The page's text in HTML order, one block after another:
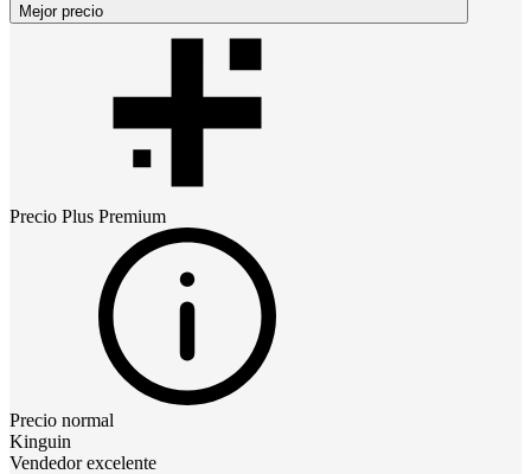
Mejor precio
Precio Plus Premium
Precio normal
Kinguin
Vendedor excelente